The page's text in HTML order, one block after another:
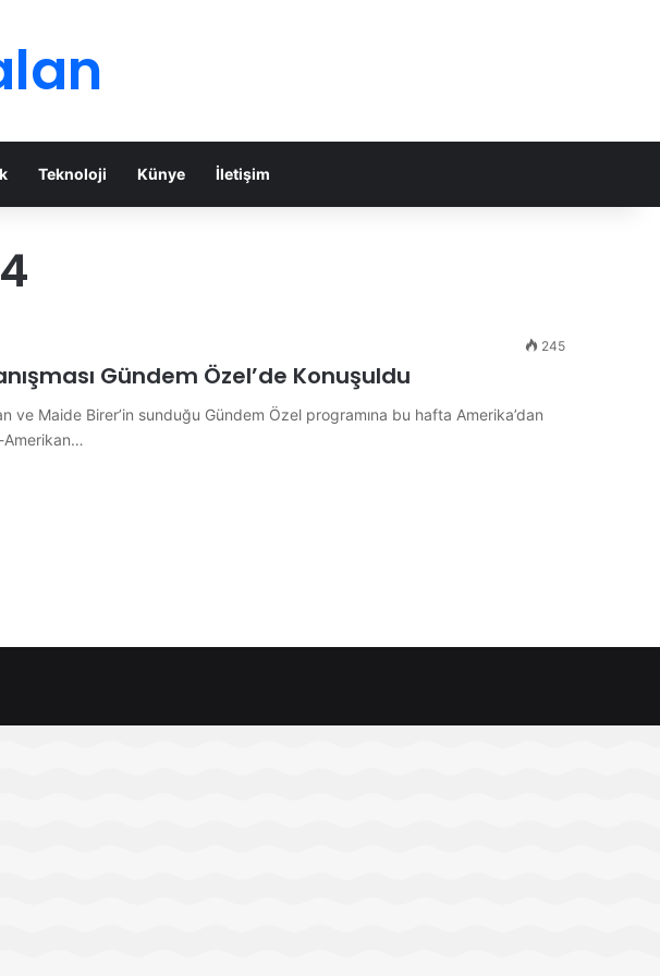
Teknoloji Künye İletişim
245
Gündem Özel’de Konuşuldu
ve Maide Birer’in sunduğu Gündem Özel programına bu hafta Amerika’dan
Amerikan…